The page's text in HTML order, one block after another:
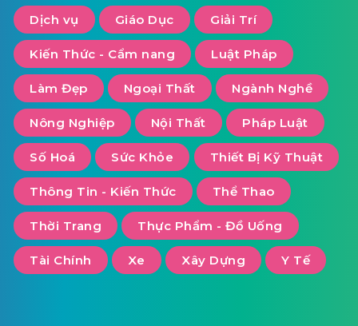
Dịch vụ Giáo Dục Giải Trí
Kiến Thức - Cẩm nang Luật Pháp
Làm Đẹp Ngoại Thất Ngành Nghề
Nông Nghiệp Nội Thất Pháp Luật
Số Hoá Sức Khỏe Thiết Bị Kỹ Thuật
Thông Tin - Kiến Thức Thể Thao
Thời Trang Thực Phẩm - Đồ Uống
Tài Chính Xe Xây Dựng Y Tế